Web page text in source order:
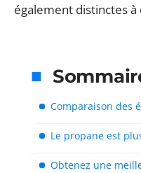
également distinctes à
Comparaison des
Le propane est
Obtenez une